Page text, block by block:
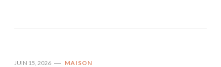
JUIN 15, 2026 MAISON